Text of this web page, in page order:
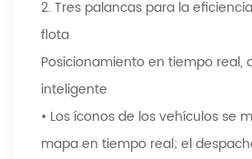
2. Tres palancas para la
flota
Posicionamiento en tiempo real,
inteligente
• Los íconos de los vehículos se
mapa en tiempo real; el